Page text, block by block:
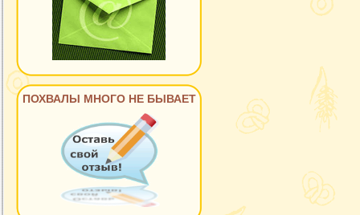
ПОХВАЛЫ МНОГО НЕ БЫВАЕТ